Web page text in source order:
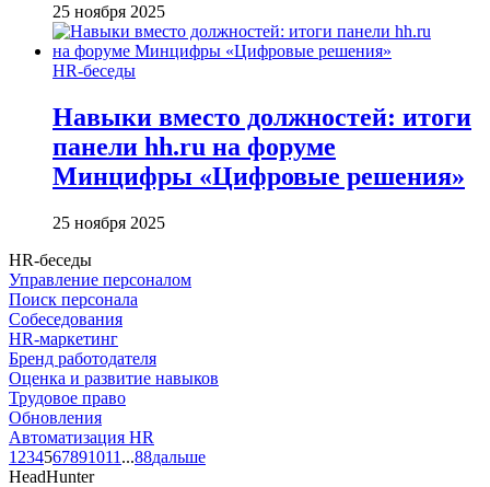
25 ноября 2025
HR-беседы
Навыки вместо должностей: итоги
панели hh.ru на форуме
Минцифры «Цифровые решения»
25 ноября 2025
HR-беседы
Управление персоналом
Поиск персонала
Собеседования
HR-маркетинг
Бренд работодателя
Оценка и развитие навыков
Трудовое право
Обновления
Автоматизация HR
1 234567891011 ...88дальше
HeadHunter